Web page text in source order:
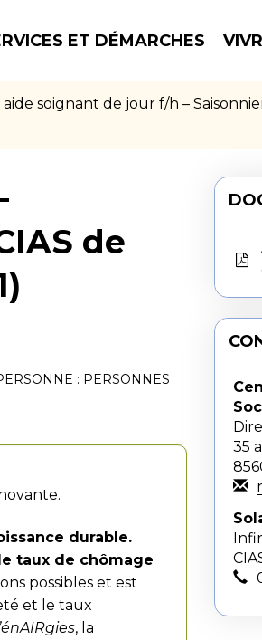
ET DÉMARCHES
aide soignant de jour f/h –
de
: PERSONNES
durable.
taux de chômage
possibles et est
et le taux
, la
35